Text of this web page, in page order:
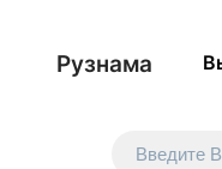
Рузнама
Введите